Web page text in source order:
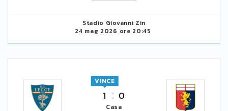
Stadio Giovanni Zin
24 mag 2026 ore 20:45
1
VINCE
0
Casa